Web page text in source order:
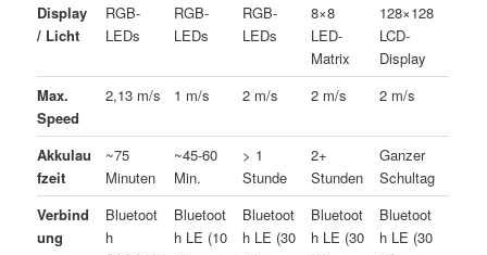
Display
/ Licht
RGB-
LEDs
RGB-
LEDs
RGB-
LEDs
8×8
LED-
Matrix
128×128
LCD-
Display
Max.
Speed
2,13 m/s 1 m/s 2 m/s 2 m/s 2 m/s
Akkulau
fzeit
~75
Minuten
~45-60
Min.
> 1
Stunde
2+
Stunden
Ganzer
Schultag
Verbind
ung
Bluetoot
h
Bluetoot
h LE (10
Bluetoot
h LE (30
Bluetoot
h LE (30
Bluetoot
h LE (30